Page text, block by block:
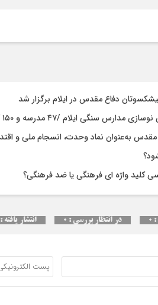
دفاع مقدس در ایلام برگزار شد
/۴۷ مدرسه و ۱۵۰ کلاس درس نوسازی میشوند
کلید واژه ای فرهنگی یا ضد فرهنگی؟
در انتظار بررسی : ۰ انتشار یافته : ۰